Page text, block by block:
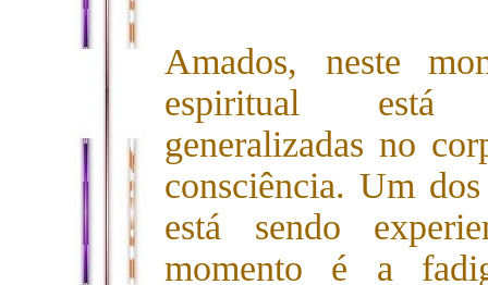
Amados, neste
espiritual está
generalizadas no
consciência. Um
está sendo
momento é a